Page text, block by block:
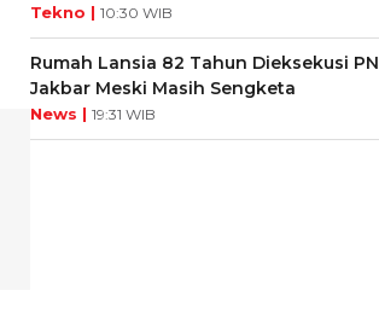
Tekno | 10:30 WIB
Rumah Lansia 82 Tahun Dieksekusi PN
Jakbar Meski Masih Sengketa
News | 19:31 WIB